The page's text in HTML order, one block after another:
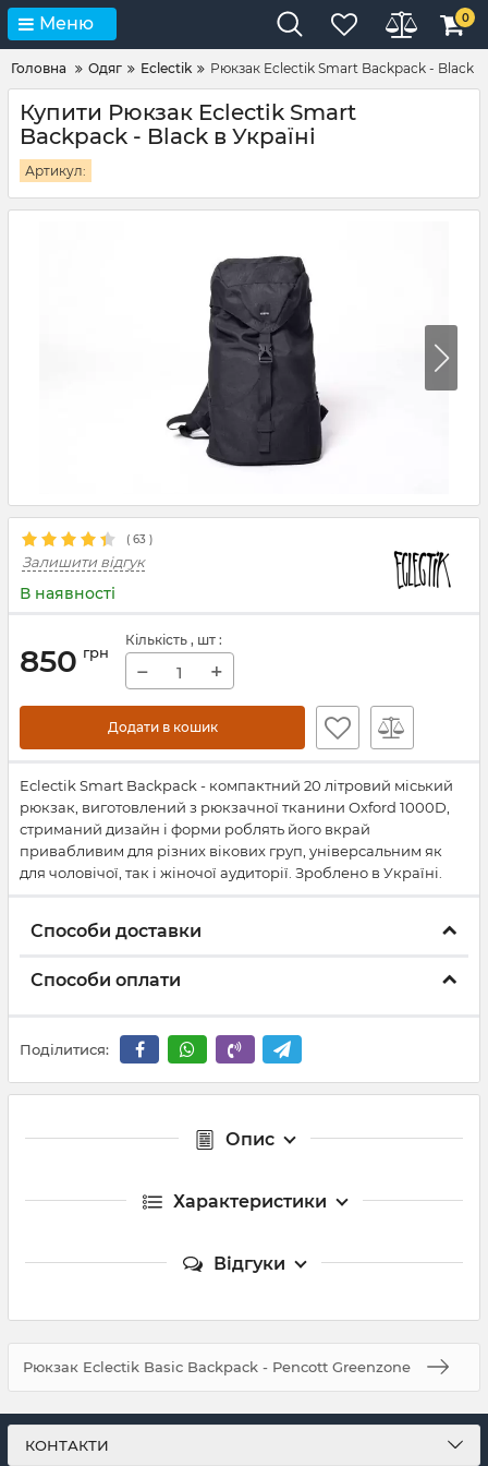
Меню 0
Головна Одяг Eclectik Рюкзак Eclectik Smart Backpack - Black
Купити Рюкзак Eclectik Smart
Backpack - Black в Україні
Артикул:
( 63 )
Залишити відгук
В наявності
850 грн
Кількість , шт :
− +
Додати в кошик
Eclectik Smart Backpack - компактний 20 літровий міський
рюкзак, виготовлений з рюкзачної тканини Oxford 1000D,
стриманий дизайн і форми роблять його вкрай
привабливим для різних вікових груп, універсальним як
для чоловічої, так і жіночої аудиторії. Зроблено в Україні.
Способи доставки
Способи оплати
Поділитися:
Опис
Характеристики
Відгуки
Рюкзак Eclectik Basic Backpack - Pencott Greenzone
КОНТАКТИ